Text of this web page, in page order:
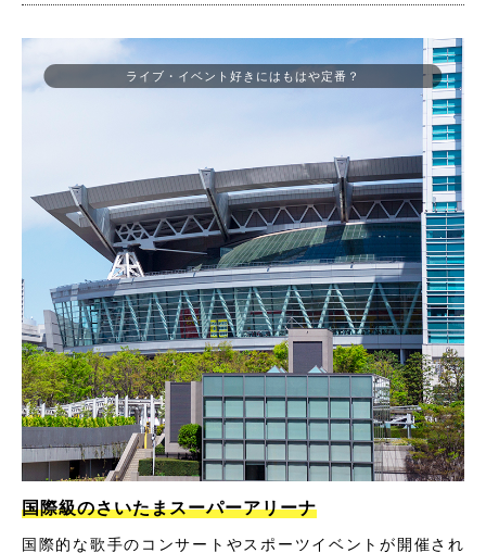
国際級のさいたまスーパーアリーナ
国際的な歌手のコンサートやスポーツイベントが開催され
ライブ・イベント好きにはもはや定番？